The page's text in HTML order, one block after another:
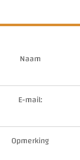
Naam
E-mail:
Opmerking